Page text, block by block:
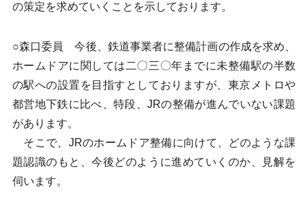
の策定を求めていくことを示しております。
○森口委員 今後、鉄道事業者に整備計画の作成を求め、
ホームドアに関しては二〇三〇年までに未整備駅の半数
の駅への設置を目指すとしておりますが、東京メトロや
都営地下鉄に比べ、特段、JRの整備が進んでいない課題
があります。
そこで、JRのホームドア整備に向けて、どのような課
題認識のもと、今後どのように進めていくのか、見解を
伺います。